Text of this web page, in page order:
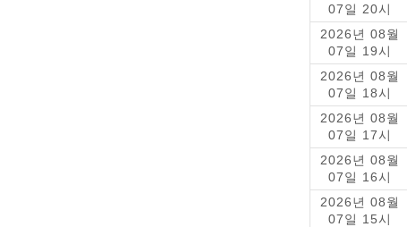
07일 20시
2026년 08월
07일 19시
2026년 08월
07일 18시
2026년 08월
07일 17시
2026년 08월
07일 16시
2026년 08월
07일 15시